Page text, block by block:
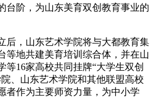
台阶，为山东美育双创教育事业的
后，山东艺术学院将与大都教育集
等地共建美育培训综合体，并在山
等16家高校共同挂牌“大学生双创
、山东艺术学院和其他联盟高校
者作为主要师资力量，为中小学